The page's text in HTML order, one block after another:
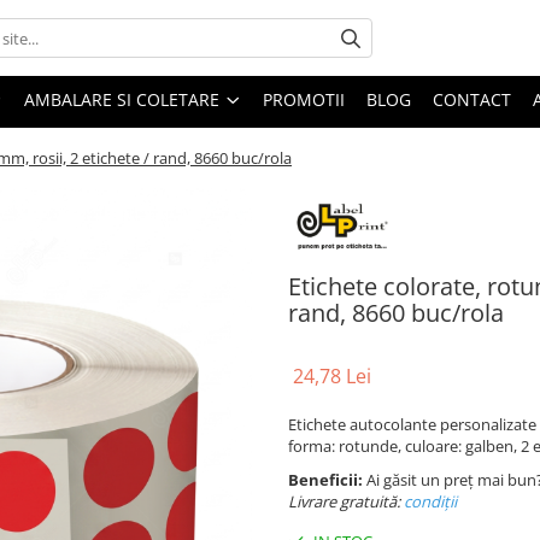
AMBALARE SI COLETARE PROMOTII BLOG CONTACT
rosii, 2 etichete / rand, 8660 buc/rola
Etichete colorate,
rand, 8660 buc/rola
24,78 Lei
Etichete autocolante
forma: rotunde, culoare: galben, 2
Beneficii: Ai găsit un preț mai
Livrare gratuită:condiții